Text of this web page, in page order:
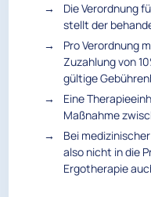
Die Verordnung
stellt der
Pro Verordnung
Zuzahlung von
gültige
Eine
Maßnahme
Bei
also nicht in die
Ergotherapie